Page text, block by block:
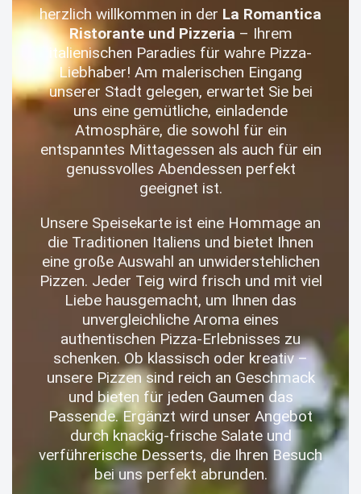
herzlich willkommen in der La Romantica
Ristorante und Pizzeria – Ihrem
italienischen Paradies für wahre Pizza-
Liebhaber! Am malerischen Eingang
unserer Stadt gelegen, erwartet Sie bei
uns eine gemütliche, einladende
Atmosphäre, die sowohl für ein
entspanntes Mittagessen als auch für ein
genussvolles Abendessen perfekt
geeignet ist.
Unsere Speisekarte ist eine Hommage an
die Traditionen Italiens und bietet Ihnen
eine große Auswahl an unwiderstehlichen
Pizzen. Jeder Teig wird frisch und mit viel
Liebe hausgemacht, um Ihnen das
unvergleichliche Aroma eines
authentischen Pizza-Erlebnisses zu
schenken. Ob klassisch oder kreativ –
unsere Pizzen sind reich an Geschmack
und bieten für jeden Gaumen das
Passende. Ergänzt wird unser Angebot
durch knackig-frische Salate und
verführerische Desserts, die Ihren Besuch
bei uns perfekt abrunden.